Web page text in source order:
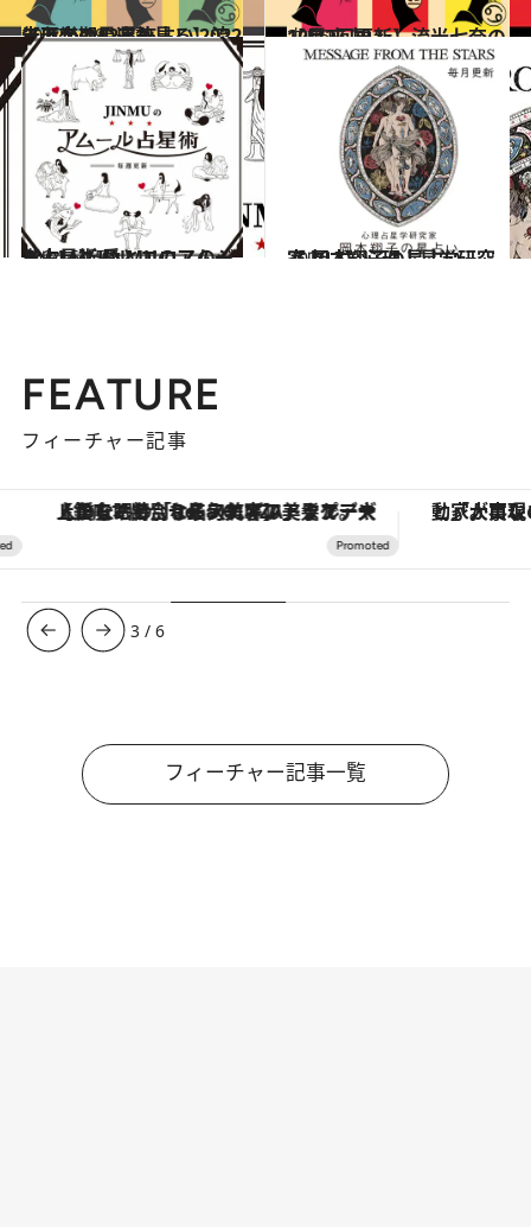
2022.6.29
【ほかの星座も見る】流光七奈の12星座占い 2022年下半期の運勢
占い 2026.7.29
【月2回更新】流光七奈の12星座占い
占い
2024.6.15
【占い】JINMUのアムール占星術 愛とエロスのジンムリズム
占い 2026.7.31
【占い】心理占星学研究家 岡本翔子の星占い
占い
FEATURE
フィーチャー記事
【銀座で出合う最旬美容】美髪ケアや上質な眠り…セルフケアのアップデートから、特別な名入れギフトまで。大人のための「ReFa GINZA」クルーズ
3 /6
フィーチャー記事一覧